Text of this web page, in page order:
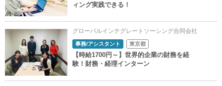
ィング実践できる！
グローバルインテグレートソーシング合同会社
事務/アシスタント 東京都
【時給1700円～】世界的企業の財務を経
験！財務・経理インターン